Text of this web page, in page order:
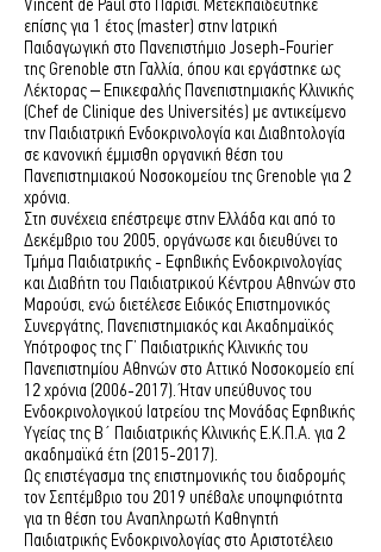
Vincent de Paul στο Παρίσι. Μετεκπαιδεύτηκε
επίσης για 1 έτος (master) στην Ιατρική
Παιδαγωγική στο Πανεπιστήμιο Joseph-Fourier
της Grenoble στη Γαλλία, όπου και εργάστηκε ως
Λέκτορας – Επικεφαλής Πανεπιστημιακής Κλινικής
(Chef de Clinique des Universités) με αντικείμενο
την Παιδιατρική Ενδοκρινολογία και Διαβητολογία
σε κανονική έμμισθη οργανική θέση του
Πανεπιστημιακού Νοσοκομείου της Grenoble για 2
χρόνια.
Στη συνέχεια επέστρεψε στην Ελλάδα και από το
Δεκέμβριο του 2005, οργάνωσε και διευθύνει το
Τμήμα Παιδιατρικής - Εφηβικής Ενδοκρινολογίας
και Διαβήτη του Παιδιατρικού Κέντρου Αθηνών στο
Μαρούσι, ενώ διετέλεσε Ειδικός Επιστημονικός
Συνεργάτης, Πανεπιστημιακός και Ακαδημαϊκός
Υπότροφος της Γ’ Παιδιατρικής Κλινικής του
Πανεπιστημίου Αθηνών στο Αττικό Νοσοκομείο επί
12 χρόνια (2006-2017) . Ήταν υπεύθυνος του
Ενδοκρινολογικού Ιατρείου της Μονάδας Εφηβικής
Υγείας της Β΄ Παιδιατρικής Κλινικής Ε.Κ.Π.Α. για 2
ακαδημαϊκά έτη (2015-2017) .
Ως επιστέγασμα της επιστημονικής του διαδρομής
τον Σεπτέμβριο του 2019 υπέβαλε υποψηφιότητα
για τη θέση του Αναπληρωτή Καθηγητή
Παιδιατρικής Ενδοκρινολογίας στο Αριστοτέλειο